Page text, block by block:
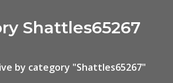
Shattles65267
by category "Shattles65267"